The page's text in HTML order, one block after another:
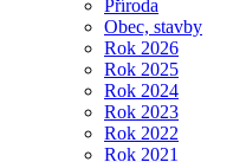
Příroda
Obec, stavby
Rok 2026
Rok 2025
Rok 2024
Rok 2023
Rok 2022
Rok 2021